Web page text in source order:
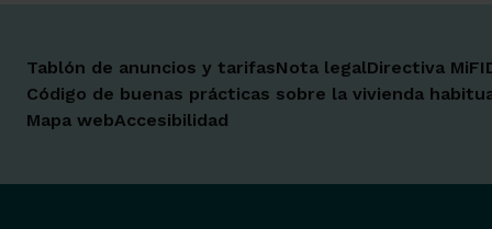
Tablón de anuncios y tarifasNota legalDirectiva
Código de buenas prácticas sobre la vivienda
Mapa webAccesibilidad